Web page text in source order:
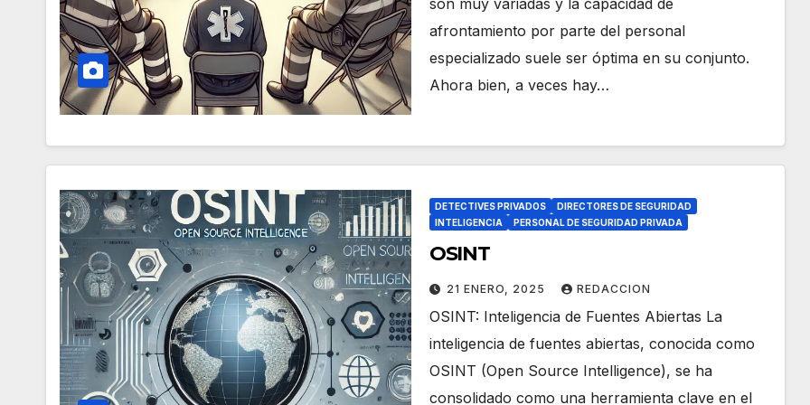
son muy variadas y la capacidad de
afrontamiento por parte del personal
especializado suele ser óptima en su conjunto.
Ahora bien, a veces hay…
DETECTIVES PRIVADOS
DIRECTORES DE SEGURIDAD
INTELIGENCIA
PERSONAL DE SEGURIDAD PRIVADA
OSINT
21 ENERO, 2025 REDACCION
OSINT: Inteligencia de Fuentes Abiertas La
inteligencia de fuentes abiertas, conocida como
OSINT (Open Source Intelligence), se ha
consolidado como una herramienta clave en el